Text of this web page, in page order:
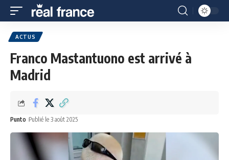
ACTUS
Franco Mastantuono est arrivé à
Madrid
Punto Publié le 3 août 2025